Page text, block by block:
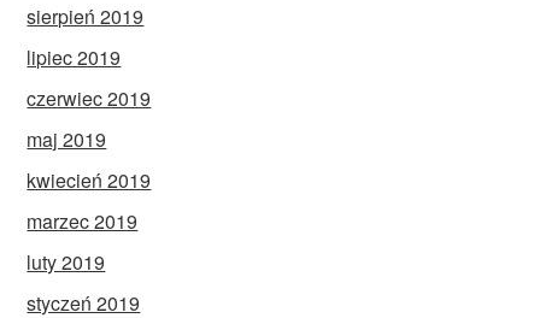
sierpień 2019
lipiec 2019
czerwiec 2019
maj 2019
kwiecień 2019
marzec 2019
luty 2019
styczeń 2019